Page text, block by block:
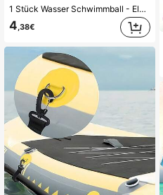
1 Stück Wasser Schwimmball - Elastischer Strandball, bunter weicher Sprungball für den Pool, geeignet für Schwimmbad, Strand und Outdoor-Aktivitäten | Lustiges Pool-Zubehör, Strandutensilien, Pool-Schwimmhilfe
4 ,38€